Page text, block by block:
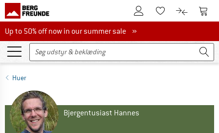
Til kundekontoenTil huskesedlen.
Til Til
Up to 50% off now in our summer sale
Up to 50% off now in our summer sale »
Huer
Bjergentusiast Hannes